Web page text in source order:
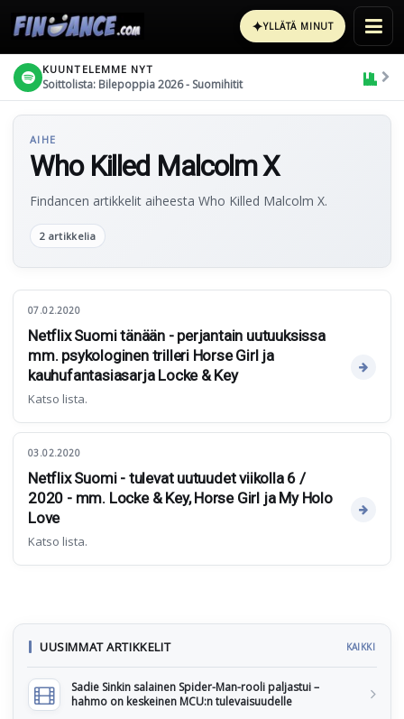
✦YLLÄTÄ MINUT
KUUNTELEMME NYT
Soittolista: Bilepoppia 2026 - Suomihitit
AIHE
Who Killed Malcolm X
Findancen artikkelit aiheesta Who Killed Malcolm X.
2 artikkelia
07.02.2020
Netflix Suomi tänään - perjantain uutuuksissa
mm. psykologinen trilleri Horse Girl ja
kauhufantasiasarja Locke & Key
Katso lista.
03.02.2020
Netflix Suomi - tulevat uutuudet viikolla 6 /
2020 - mm. Locke & Key, Horse Girl ja My Holo
Love
Katso lista.
UUSIMMAT ARTIKKELIT KAIKKI
Sadie Sinkin salainen Spider-Man-rooli paljastui –
hahmo on keskeinen MCU:n tulevaisuudelle